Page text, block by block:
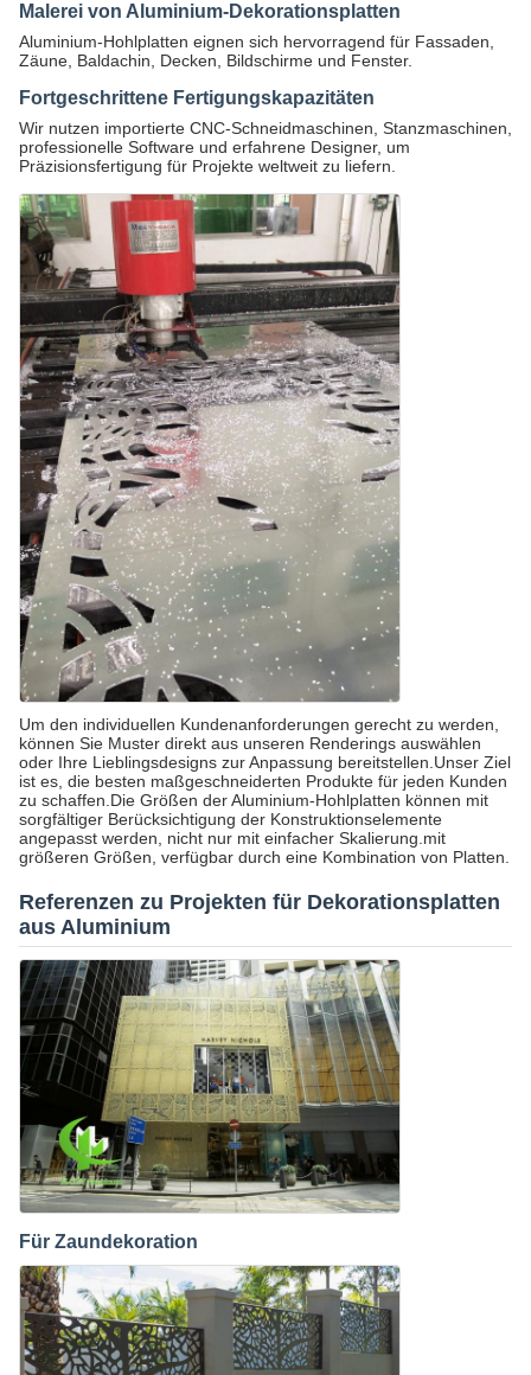
Malerei von Aluminium-Dekorationsplatten
Aluminium-Hohlplatten eignen sich hervorragend für Fassaden,
Zäune, Baldachin, Decken, Bildschirme und Fenster.
Fortgeschrittene Fertigungskapazitäten
Wir nutzen importierte CNC-Schneidmaschinen, Stanzmaschinen,
professionelle Software und erfahrene Designer, um
Präzisionsfertigung für Projekte weltweit zu liefern.
Um den individuellen Kundenanforderungen gerecht zu werden,
können Sie Muster direkt aus unseren Renderings auswählen
oder Ihre Lieblingsdesigns zur Anpassung bereitstellen.Unser Ziel
ist es, die besten maßgeschneiderten Produkte für jeden Kunden
zu schaffen.Die Größen der Aluminium-Hohlplatten können mit
sorgfältiger Berücksichtigung der Konstruktionselemente
angepasst werden, nicht nur mit einfacher Skalierung.mit
größeren Größen, verfügbar durch eine Kombination von Platten.
Referenzen zu Projekten für Dekorationsplatten
aus Aluminium
Für Zaundekoration